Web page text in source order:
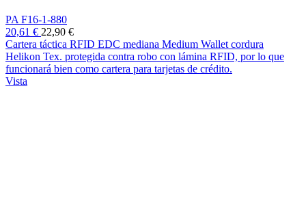
PA F16-1-880
20,61 € 22,90 €
Cartera táctica RFID EDC mediana Medium Wallet cordura
Helikon Tex. protegida contra robo con lámina RFID, por lo que
funcionará bien como cartera para tarjetas de crédito.
Vista